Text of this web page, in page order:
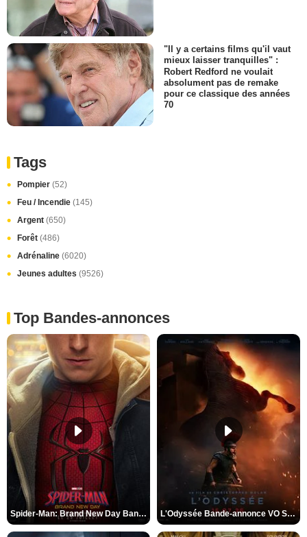
"Il y a certains films qu'il vaut
mieux laisser tranquilles" :
Robert Redford ne voulait
absolument pas de remake
pour ce classique des années
70
Tags
Pompier (52)
Feu / Incendie (145)
Argent (650)
Forêt (486)
Adrénaline (6020)
Jeunes adultes (9526)
Top Bandes-annonces
Spider-Man: Brand New Day Bande-annonce VO STFR L'Odyssée Bande-annonce VO STFR